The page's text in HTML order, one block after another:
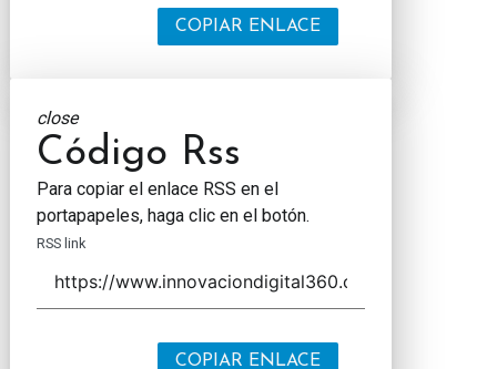
COPIAR ENLACE
close
Código Rss
Para copiar el enlace RSS en el
portapapeles, haga clic en el botón.
RSS link
COPIAR ENLACE